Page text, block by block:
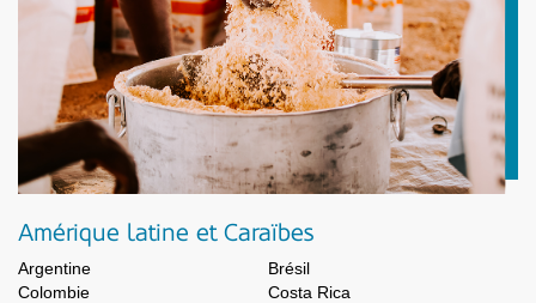
Amérique latine et Caraïbes
Argentine
Brésil
Colombie
Costa Rica